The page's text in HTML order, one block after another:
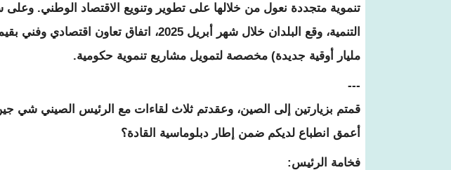
تنموية متجددة نعول من خلالها على تطوير وتنويع الاقتصاد الوطني.
مليار أوقية جديدة) مخصصة لتمويل مشاريع تنموية حكومية.
---
قمتم بزيارتين إلى الصين، وعقدتم ثلاث لقاءات مع الرئيس الصيني شي
أعمق انطباع لديكم ضمن إطار دبلوماسية القادة؟
فخامة الرئيس: